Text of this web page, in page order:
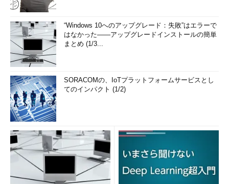
“Windows 10へのアップグレード：失敗”はエラーで
はなかった――アップグレードインストールの簡単
まとめ (1/3...
SORACOMの、IoTプラットフォームサービスとし
てのインパクト (1/2)